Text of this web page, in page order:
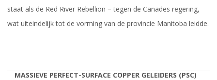
staat als de Red River Rebellion – tegen de Canades regering,
wat uiteindelijk tot de vorming van de provincie Manitoba leidde.
MASSIEVE PERFECT-SURFACE COPPER GELEIDERS (PSC)